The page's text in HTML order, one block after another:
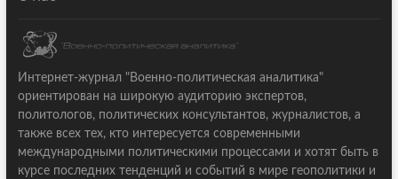
Интернет-журнал "Военно-политическая аналитика"
ориентирован на широкую аудиторию экспертов,
политологов, политических консультантов, журналистов, а
также всех тех, кто интересуется современными
международными политическими процессами и хотят быть в
курсе последних тенденций и событий в мире геополитики и